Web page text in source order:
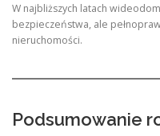
W najbliższych latach
bezpieczeństwa, ale
nieruchomości.
Podsumowanie